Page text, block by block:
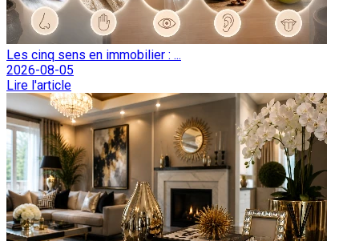
Les cinq sens en immobilier : ...
2026-08-05
Lire l'article